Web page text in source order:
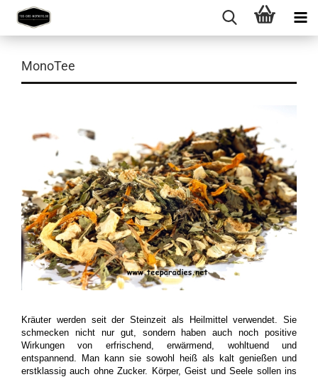
MonoTee
Kräuter werden seit der Steinzeit als Heilmittel verwendet. Sie
schmecken nicht nur gut, sondern haben auch noch positive
Wirkungen von erfrischend, erwärmend, wohltuend und
entspannend. Man kann sie sowohl heiß als kalt genießen und
erstklassig auch ohne Zucker. Körper, Geist und Seele sollen ins